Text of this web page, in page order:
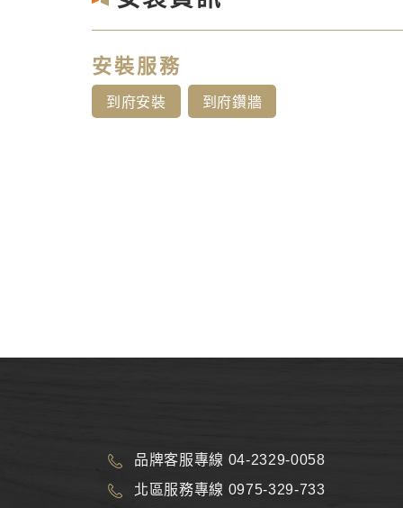
安裝服務
到府安裝 到府鑽牆
品牌客服專線 04-2329-0058
北區服務專線 0975-329-733